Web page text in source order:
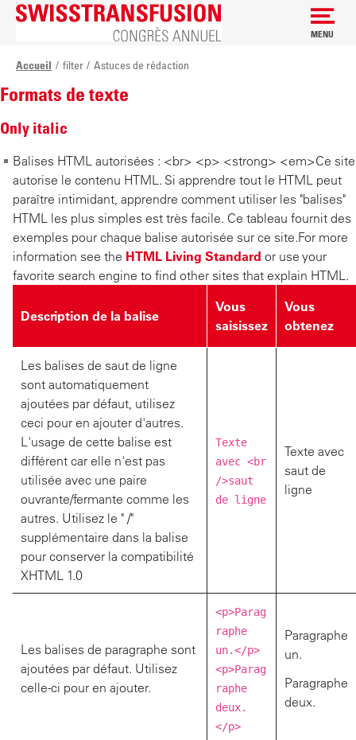
l
e
r
a
MENU
Main
Menu
Fil d'Ariane
Accueil filter Astuces de rédaction
Formats de texte
Only italic
Balises HTML autorisées : <br> <p> <strong> <em>Ce site
autorise le contenu HTML. Si apprendre tout le HTML peut
paraître intimidant, apprendre comment utiliser les "balises"
HTML les plus simples est très facile. Ce tableau fournit des
exemples pour chaque balise autorisée sur ce site.For more
information see the HTML Living Standard or use your
favorite search engine to find other sites that explain HTML.
Description de la balise
Vous
saisissez
Vous
obtenez
Les balises de saut de ligne
sont automatiquement
ajoutées par défaut, utilisez
ceci pour en ajouter d'autres.
L'usage de cette balise est
différent car elle n'est pas
utilisée avec une paire
ouvrante/fermante comme les
autres. Utilisez le " /"
supplémentaire dans la balise
pour conserver la compatibilité
XHTML 1.0
Texte
avec <br
/>saut
de ligne
Texte avec
saut de
ligne
Les balises de paragraphe sont
ajoutées par défaut. Utilisez
celle-ci pour en ajouter.
<p>Parag
raphe
un.</p>
<p>Parag
raphe
deux.
</p>
Paragraphe
un.
Paragraphe
deux.